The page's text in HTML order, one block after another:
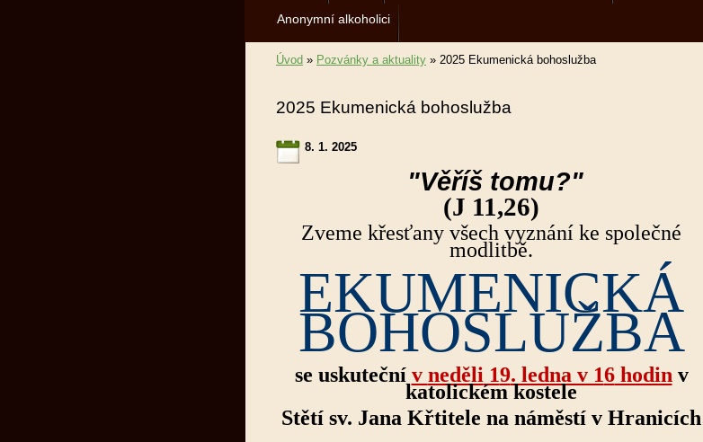
Anonymní alkoholici
Úvod » Pozvánky a aktuality » 2025 Ekumenická bohoslužba
2025 Ekumenická bohoslužba
8. 1. 2025
"Věříš tomu?"
(J 11,26)
Zveme křesťany všech vyznání ke společné
modlitbě.
EKUMENICKÁ
BOHOSLUŽBA
se uskuteční v neděli 19. ledna v 16hodin v
katolickém kostele
Stětí sv. Jana Křtitele na náměstí v Hranicích